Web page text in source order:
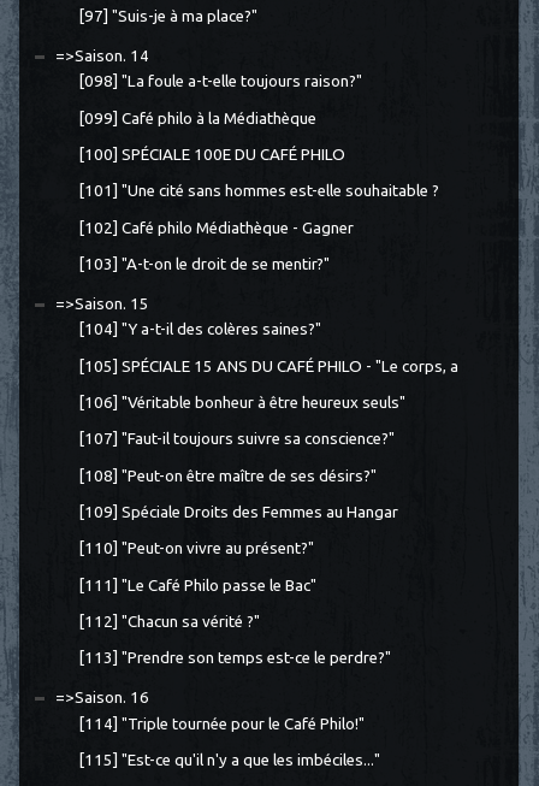
[97] "Suis-je à ma place?"
=>Saison. 14
[098] "La foule a-t-elle toujours raison?"
[099] Café philo à la Médiathèque
[100] SPÉCIALE 100E DU CAFÉ PHILO
[101] "Une cité sans hommes est-elle souhaitable ?
[102] Café philo Médiathèque - Gagner
[103] "A-t-on le droit de se mentir?"
=>Saison. 15
[104] "Y a-t-il des colères saines?"
[105] SPÉCIALE 15 ANS DU CAFÉ PHILO - "Le corps, a
[106] "Véritable bonheur à être heureux seuls"
[107] "Faut-il toujours suivre sa conscience?"
[108] "Peut-on être maître de ses désirs?"
[109] Spéciale Droits des Femmes au Hangar
[110] "Peut-on vivre au présent?"
[111] "Le Café Philo passe le Bac"
[112] "Chacun sa vérité ?"
[113] "Prendre son temps est-ce le perdre?"
=>Saison. 16
[114] "Triple tournée pour le Café Philo!"
[115] "Est-ce qu'il n'y a que les imbéciles..."